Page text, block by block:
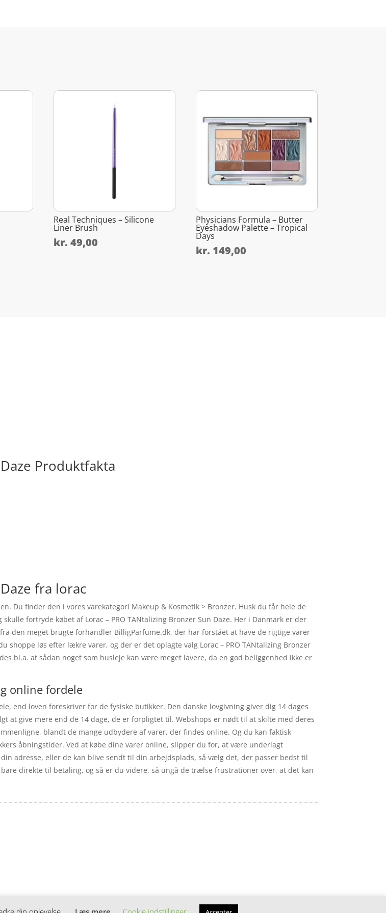
Real Techniques – Silicone
Liner Brush
kr. 49,00
Physicians Formula – Butter
Eyeshadow Palette – Tropical
Days
kr. 149,00
Produktfakta
fra lorac
Du finder den i vores varekategori Makeup & Kosmetik > Bronzer. Husk du får hele de
fortryde købet af Lorac – PRO TANtalizing Bronzer Sun Daze. Her i Danmark er der
den meget brugte forhandler BilligParfume.dk, der har forstået at have de rigtige varer
shoppe løs efter lækre varer, og der er det oplagte valg Lorac – PRO TANtalizing Bronzer
bl.a. at sådan noget som husleje kan være meget lavere, da en god beliggenhed ikke er
online fordele
end loven foreskriver for de fysiske butikker. Den danske lovgivning giver dig 14 dages
at give mere end de 14 dage, de er forpligtet til. Webshops er nødt til at skilte med deres
blandt de mange udbydere af varer, der findes online. Og du kan faktisk
åbningstider. Ved at købe dine varer online, slipper du for, at være underlagt
adresse, eller de kan blive sendt til din arbejdsplads, så vælg det, der passer bedst til
direkte til betaling, og så er du videre, så ungå de trælse frustrationer over, at det kan